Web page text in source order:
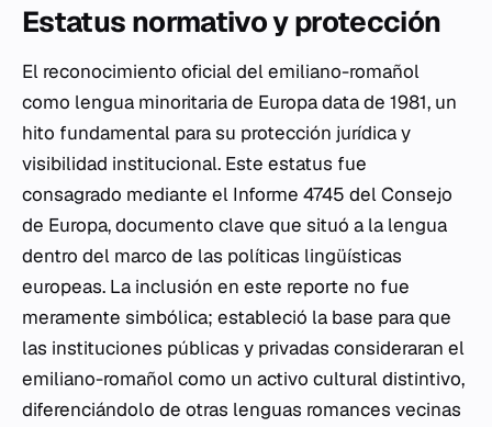
Estatus normativo y protección
El reconocimiento oficial del emiliano-romañol
como lengua minoritaria de Europa data de 1981, un
hito fundamental para su protección jurídica y
visibilidad institucional. Este estatus fue
consagrado mediante el Informe 4745 del Consejo
de Europa, documento clave que situó a la lengua
dentro del marco de las políticas lingüísticas
europeas. La inclusión en este reporte no fue
meramente simbólica; estableció la base para que
las instituciones públicas y privadas consideraran el
emiliano-romañol como un activo cultural distintivo,
diferenciándolo de otras lenguas romances vecinas